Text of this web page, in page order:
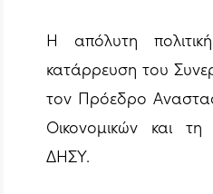
Η απόλυτη
κατάρρευση του
τον Πρόεδρο
Οικονομικών και
ΔΗΣΥ.